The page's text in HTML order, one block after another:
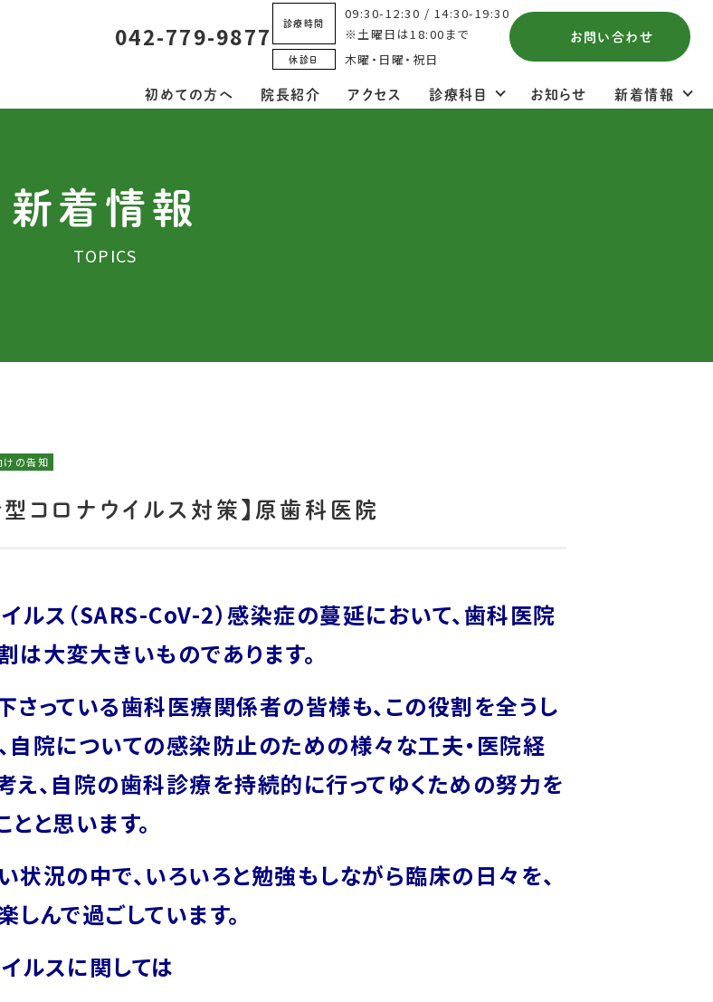
042-779-9877 診療時間
09:30-12:30 / 14:30-19:30
※土曜日は18:00まで
休診日 木曜・日曜・祝日
お問い合わせ
初めての方へ 院長紹介 アクセス 診療科目 お知らせ 新着情報
新着情報
TOPICS
の告知
コロナウイルス対策】原歯科医院
ルス（SARS-CoV-2）感染症の蔓延において、歯科医院
は大変大きいものであります。
さっている歯科医療関係者の皆様も、この役割を全うし
自院についての感染防止のための様々な工夫・医院経
え、自院の歯科診療を持続的に行ってゆくための努力を
と思います。
状況の中で、いろいろと勉強もしながら臨床の日々を、
んで過ごしています。
ルスに関しては